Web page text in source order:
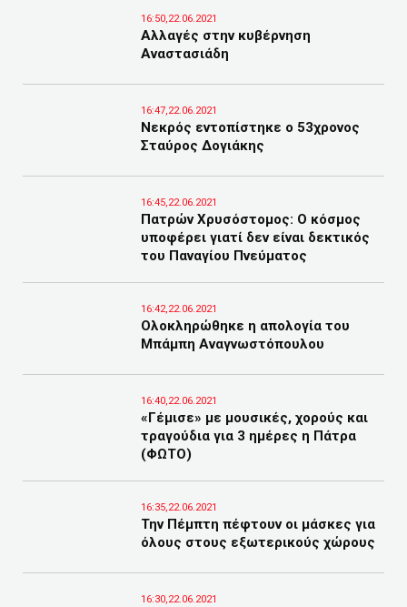
16:50,22.06.2021
Αλλαγές στην κυβέρνηση
Αναστασιάδη
16:47,22.06.2021
Νεκρός εντοπίστηκε ο 53χρονος
Σταύρος Δογιάκης
16:45,22.06.2021
Πατρών Χρυσόστομος: Ο κόσμος
υποφέρει γιατί δεν είναι δεκτικός
του Παναγίου Πνεύματος
16:42,22.06.2021
Ολοκληρώθηκε η απολογία του
Μπάμπη Αναγνωστόπουλου
16:40,22.06.2021
«Γέμισε» με μουσικές, χορούς και
τραγούδια για 3 ημέρες η Πάτρα
(ΦΩΤΟ)
16:35,22.06.2021
Την Πέμπτη πέφτουν οι μάσκες για
όλους στους εξωτερικούς χώρους
16:30,22.06.2021